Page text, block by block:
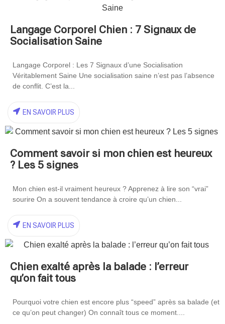
Langage Corporel Chien : 7 Signaux de
Socialisation Saine
Langage Corporel : Les 7 Signaux d’une Socialisation
Véritablement Saine Une socialisation saine n’est pas l’absence
de conflit. C’est la...
EN SAVOIR PLUS
Comment savoir si mon chien est heureux
? Les 5 signes
Mon chien est-il vraiment heureux ? Apprenez à lire son “vrai”
sourire On a souvent tendance à croire qu’un chien...
EN SAVOIR PLUS
Chien exalté après la balade : l’erreur
qu’on fait tous
Pourquoi votre chien est encore plus “speed” après sa balade (et
ce qu’on peut changer) On connaît tous ce moment....